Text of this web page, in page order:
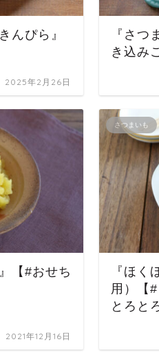
んぴら』
2025年2月26日
『さつ
き込み
【#おせち
2021年12月16日
さつまいも
『ほく
用）【
とろと